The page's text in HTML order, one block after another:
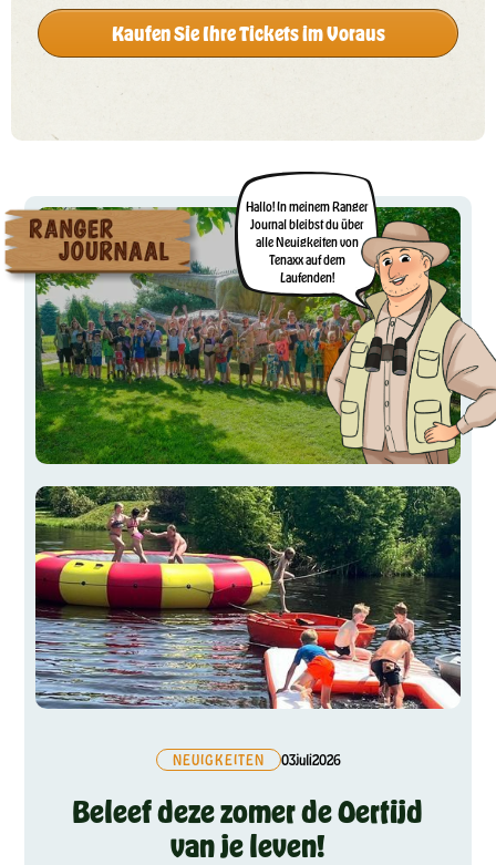
Kaufen Sie Ihre Tickets im Voraus
Hallo! In meinem Ranger
Journal bleibst du über
alle Neuigkeiten von
Tenaxx auf dem
Laufenden!
NEUIGKEITEN 03juli2026
Beleef deze zomer de Oertijd
van je leven!